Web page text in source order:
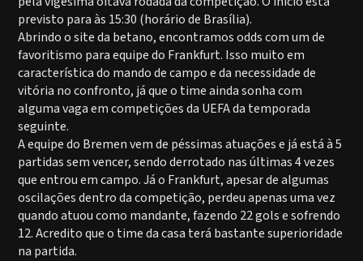
previsto para às 15:30 (horário de Brasília).
Abrindo o site da betano, encontramos odds com um de
favoritismo para equipe do Frankfurt. Isso muito em
característica do mando de campo e da necessidade de
vitória no confronto, já que o time ainda sonha com
alguma vaga em competições da UEFA da temporada
seguinte.
A equipe do Bremen vem de péssimas atuações e já está à 5
partidas sem vencer, sendo derrotado nas últimas 4 vezes
que entrou em campo. Já o Frankfurt, apesar de algumas
oscilações dentro da competição, perdeu apenas uma vez
quando atuou como mandante, fazendo 22 gols e sofrendo
12. Acredito que o time da casa terá bastante superioridade
na partida.